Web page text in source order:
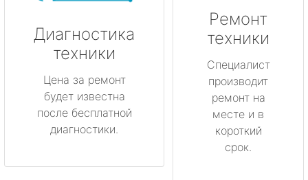
Диагностика
техники
Цена за ремонт
будет известна
после бесплатной
диагностики.
Ремонт
техники
Специалист
производит
ремонт на
месте и в
короткий
срок.